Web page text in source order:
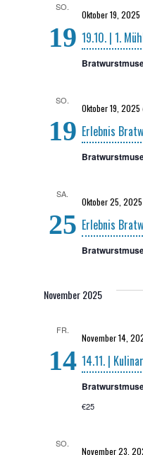
SO.
19 19.10. | 1.
Oktober 19, 2025
SO.
19 Erleb­nis
Oktober 19,
SA.
25 Erleb­nis
Oktober 25,
November 2025
FR.
14 14.11. |
November 14,
€25
SO.
November 23,